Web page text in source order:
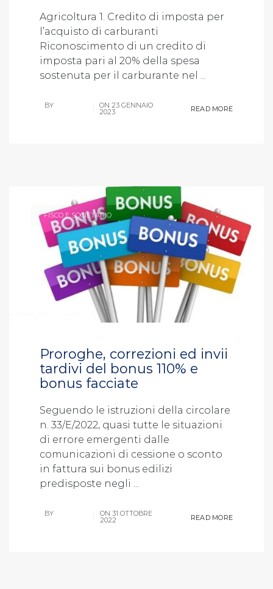
Agricoltura 1. Credito di imposta per
l’acquisto di carburanti
Riconoscimento di un credito di
imposta pari al 20% della spesa
sostenuta per il carburante nel ...
BY ON 23 GENNAIO
2023 READ MORE
FISCO E SOCIETARIO
Proroghe, correzioni ed invii
tardivi del bonus 110% e
bonus facciate
Seguendo le istruzioni della circolare
n. 33/E/2022, quasi tutte le situazioni
di errore emergenti dalle
comunicazioni di cessione o sconto
in fattura sui bonus edilizi
predisposte negli ...
BY ON 31 OTTOBRE
2022 READ MORE